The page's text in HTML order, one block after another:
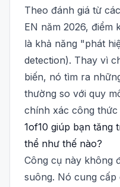
Theo đánh giá từ
EN năm 2026, điểm
là khả năng "phát
detection). Thay vì
biến, nó tìm ra
thường so với quy
chính xác công
1of10 giúp bạn tăng
thể như thế nào?
Công cụ này không
suông. Nó cung